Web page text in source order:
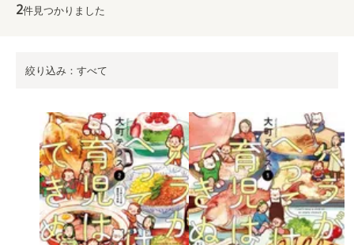
2件見つかりました
絞り込み：すべて